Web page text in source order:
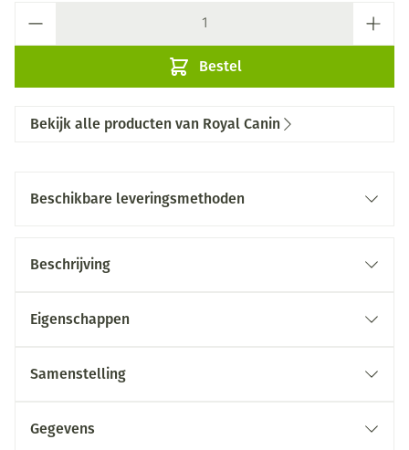
Bestel
Bekijk alle producten van Royal Canin
Beschikbare leveringsmethoden
Beschrijving
Eigenschappen
Samenstelling
Gegevens